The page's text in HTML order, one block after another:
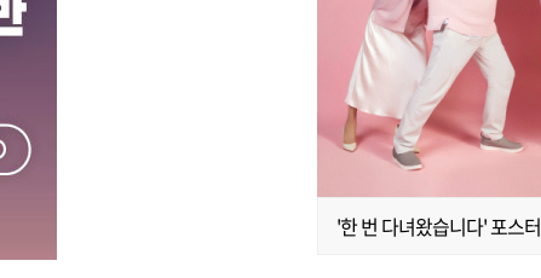
'한 번 다녀왔습니다' 포스터